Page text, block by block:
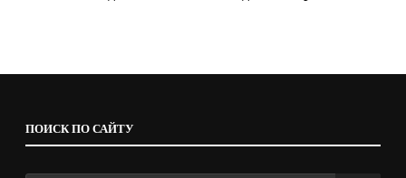
ПОИСК ПО САЙТУ